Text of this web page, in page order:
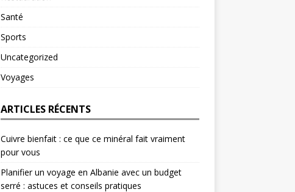
Santé
Sports
Uncategorized
Voyages
ARTICLES RÉCENTS
Cuivre bienfait : ce que ce minéral fait vraiment
pour vous
Planifier un voyage en Albanie avec un budget
serré : astuces et conseils pratiques